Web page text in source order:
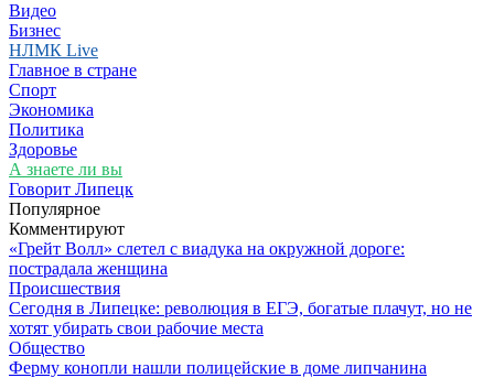
Видео
Бизнес
НЛМК Live
Главное в стране
Спорт
Экономика
Политика
Здоровье
А знаете ли вы
Говорит Липецк
Популярное
Комментируют
«Грейт Волл» слетел с виадука на окружной дороге:
пострадала женщина
Происшествия
Сегодня в Липецке: революция в ЕГЭ, богатые плачут, но не
хотят убирать свои рабочие места
Общество
Ферму конопли нашли полицейские в доме липчанина